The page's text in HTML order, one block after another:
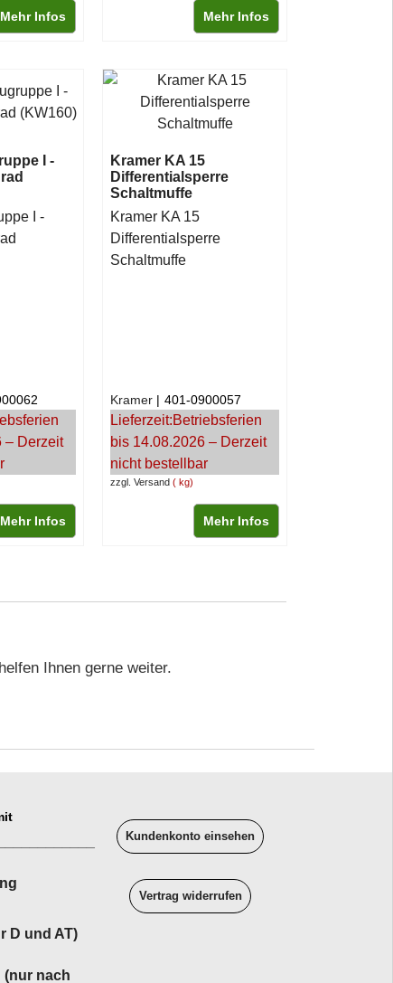
Mehr Infos Mehr Infos
I -
I -
– Derzeit
Mehr Infos
Kramer KA 15
Differentialsperre
Schaltmuffe
Kramer KA 15
Differentialsperre
Schaltmuffe
zzgl. Versand kg
Kramer 401-0900057
Lieferzeit:Betriebsferien
bis 14.08.2026 – Derzeit
nicht bestellbar
Mehr Infos
Ihnen gerne weiter.
D und AT)
nach
Kundenkonto einsehen
Vertrag widerrufen